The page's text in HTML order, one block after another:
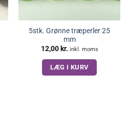
5stk. Grønne træperler 25
mm
12,00 kr. inkl. moms
LÆG I KURV